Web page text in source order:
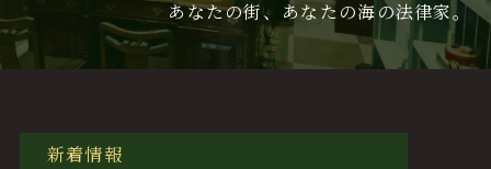
あなたの街、あなたの海の法律家。
新着情報